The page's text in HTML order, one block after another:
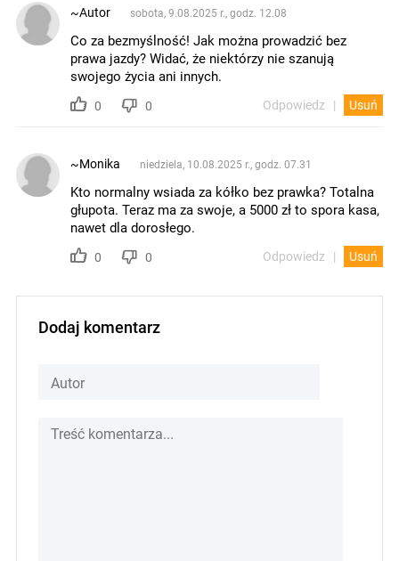
~Autor sobota, 9.08.2025 r., godz. 12.08
Co za bezmyślność! Jak można prowadzić bez
prawa jazdy? Widać, że niektórzy nie szanują
swojego życia ani innych.
0 0 Odpowiedz Usuń
~Monika niedziela, 10.08.2025 r., godz. 07.31
Kto normalny wsiada za kółko bez prawka? Totalna
głupota. Teraz ma za swoje, a 5000 zł to spora kasa,
nawet dla dorosłego.
0 0 Odpowiedz Usuń
Dodaj komentarz